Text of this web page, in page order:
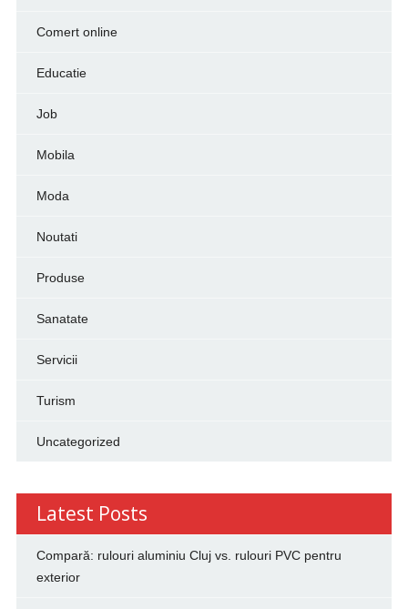
Comert online
Educatie
Job
Mobila
Moda
Noutati
Produse
Sanatate
Servicii
Turism
Uncategorized
Latest Posts
Compară: rulouri aluminiu Cluj vs. rulouri PVC pentru
exterior